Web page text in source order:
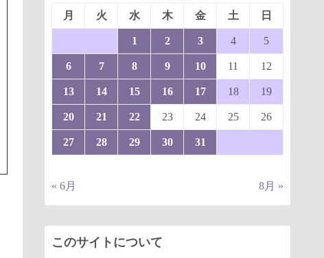
月
火 水 木 金 土 日
1 2 3 4 5
6 7 8 9 10 11 12
13 14 15 16 17 18 19
20 21 22 23 24 25 26
27 28 29 30 31
« 6月 8月 »
このサイトについて